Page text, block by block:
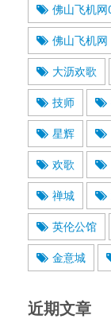
佛山飞机
佛山飞机网
大沥欢歌
技师
星辉
欢歌
禅城
英伦公馆
金意城
近期文章